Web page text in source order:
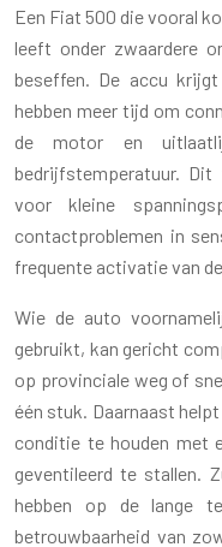
Een Fiat 500 die vooral
leeft onder zwaardere
beseffen. De accu
hebben meer tijd om
de motor en
bedrijfstemperatuur.
voor kleine
contactproblemen in
frequente activatie van
Wie de auto
gebruikt, kan gericht
op provinciale weg of
één stuk. Daarnaast
conditie te houden met
geventileerd te stallen.
hebben op de lange
betrouwbaarheid van